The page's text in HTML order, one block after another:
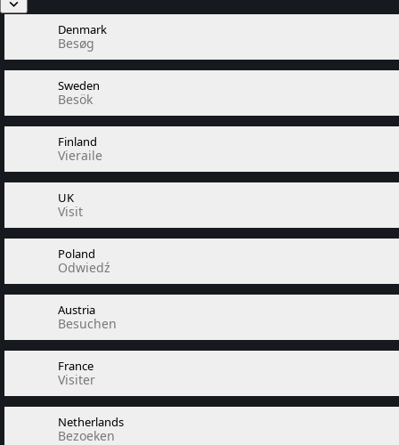
Denmark
Besøg
Sweden
Besök
Finland
Vieraile
UK
Visit
Poland
Odwiedź
Austria
Besuchen
France
Visiter
Netherlands
Bezoeken